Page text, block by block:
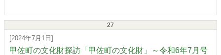
27
[2024年7月1日]
甲佐町の文化財探訪「甲佐町の文化財」～令和6年7月号